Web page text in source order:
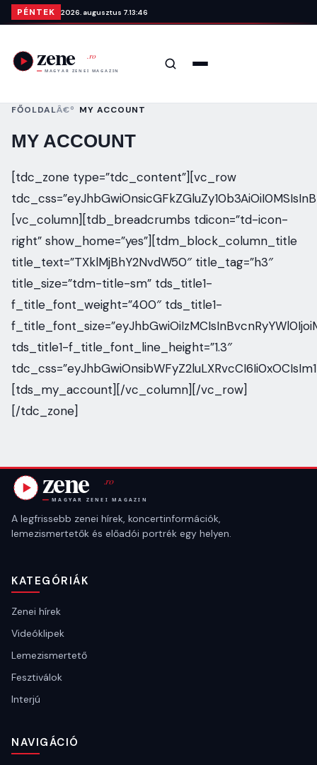
Ugrás a tartalomra
PÉNTEK 2026. augusztus 7.13:46
Keresés
FŐOLDAL MY ACCOUNT
MY ACCOUNT
[tdc_zone type=”tdc_content”][vc_row
[vc_column][tdb_breadcrumbs tdicon=”td-icon-
right” show_home=”yes”][tdm_block_column_title
title_text=”TXklMjBhY2NvdW50″ title_tag=”h3″
title_size=”tdm-title-sm” tds_title1-
f_title_font_weight=”400″ tds_title1-
tds_title1-f_title_font_line_height=”1.3″
[tds_my_account][/vc_column][/vc_row]
[/tdc_zone]
A legfrissebb zenei hírek, koncertinformációk,
lemezismertetők és előadói portrék egy helyen.
KATEGÓRIÁK
Zenei hírek
Videóklipek
Lemezismertető
Fesztiválok
Interjú
NAVIGÁCIÓ